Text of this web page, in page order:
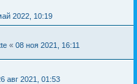
2022, 10:19
« 08 ноя 2021, 16:11
авг 2021, 01:53